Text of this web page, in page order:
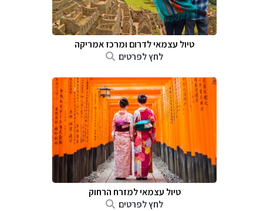
טיול עצמאי לדרום ומרכז אמריקה
לחץ לפרטים
טיול עצמאי למזרח הרחוק
לחץ לפרטים